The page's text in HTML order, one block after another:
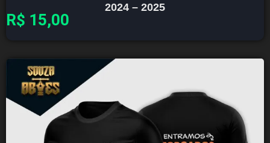
2024 – 2025
R$ 15,00